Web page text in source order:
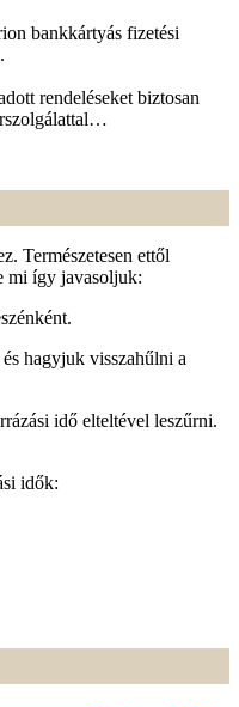
bankkártyás fizetési
rendeléseket biztosan
Természetesen ettől
mi így javasoljuk:
hagyjuk visszahűlni a
idő elteltével leszűrni.
idők: